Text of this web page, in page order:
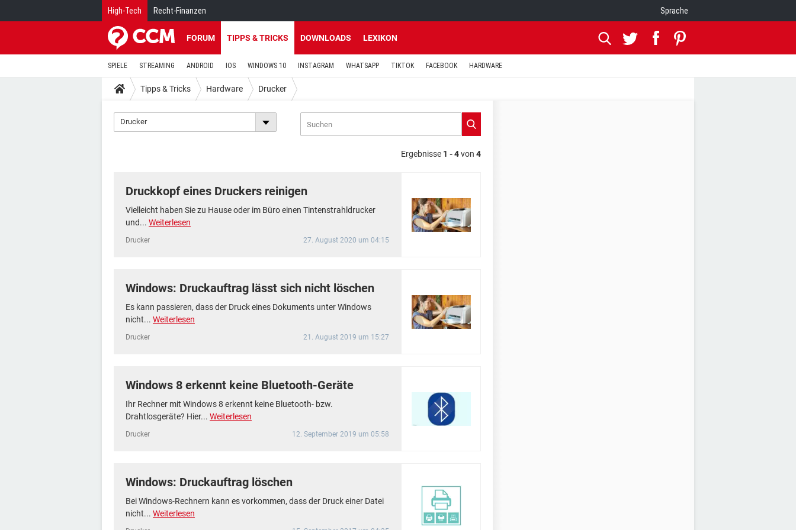
High-Tech Recht-Finanzen Sprache
FORUM TIPPS & TRICKS DOWNLOADS LEXIKON
SPIELE STREAMING ANDROID IOS WINDOWS 10 INSTAGRAM WHATSAPP TIKTOK FACEBOOK HARDWARE
Tipps & Tricks Hardware Drucker
Drucker
Ergebnisse 1 - 4von 4
Druckkopf eines Druckers reinigen
Vielleicht haben Sie zu Hause oder im Büro einen Tintenstrahldrucker
und... Weiterlesen
Drucker 27. August 2020 um 04:15
Windows: Druckauftrag lässt sich nicht löschen
Es kann passieren, dass der Druck eines Dokuments unter Windows
nicht... Weiterlesen
Drucker 21. August 2019 um 15:27
Windows 8 erkennt keine Bluetooth-Geräte
Ihr Rechner mit Windows 8 erkennt keine Bluetooth- bzw.
Drahtlosgeräte? Hier... Weiterlesen
Drucker 12. September 2019 um 05:58
Windows: Druckauftrag löschen
Bei Windows-Rechnern kann es vorkommen, dass der Druck einer Datei
nicht... Weiterlesen